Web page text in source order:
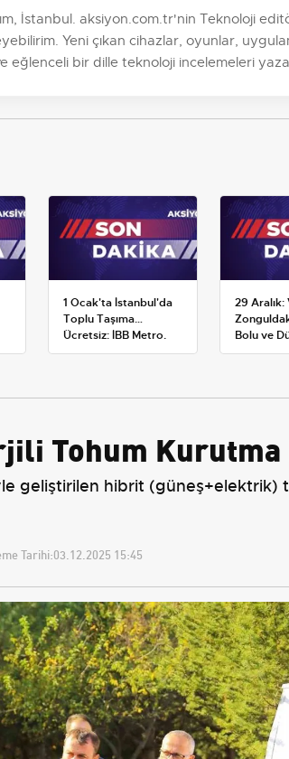
İstanbul. aksiyon.com.tr'nin Teknoloji
Yeni çıkan cihazlar, oyunlar,
eğlenceli bir dille teknoloji incelemeleri
1 Ocak'ta İstanbul'da
Toplu Taşıma
Ücretsiz: İBB Metro,
Metrobüs ve Otobüs
29 Aralık:
Bolu ve
okullar
Tohum Kurutma
geliştirilen hibrit (güneş+elektrik)
Tarihi:03.12.2025 15:45